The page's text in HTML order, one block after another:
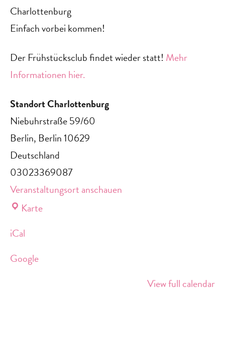
Charlottenburg
Einfach vorbei kommen!
‍Der Frühstücksclub findet wieder statt! Mehr
Informationen hier.
Standort Charlottenburg
Niebuhrstraße 59/60
Berlin, Berlin10629
Deutschland
03023369087
Veranstaltungsort anschauen
KarteStandort
iCal
Google
View full calendar